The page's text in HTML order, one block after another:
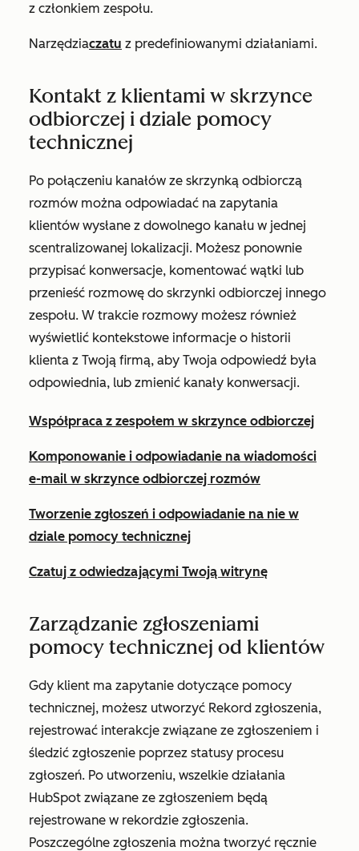
z członkiem zespołu.
Narzędziaczatu z predefiniowanymi działaniami.
Kontakt z klientami w skrzynce
odbiorczej i dziale pomocy
technicznej
Po połączeniu kanałów ze skrzynką odbiorczą
rozmów można odpowiadać na zapytania
klientów wysłane z dowolnego kanału w jednej
scentralizowanej lokalizacji. Możesz ponownie
przypisać konwersacje, komentować wątki lub
przenieść rozmowę do skrzynki odbiorczej innego
zespołu. W trakcie rozmowy możesz również
wyświetlić kontekstowe informacje o historii
klienta z Twoją firmą, aby Twoja odpowiedź była
odpowiednia, lub zmienić kanały konwersacji.
Współpraca z zespołem w skrzynce odbiorczej
Komponowanie i odpowiadanie na wiadomości
e-mail w skrzynce odbiorczej rozmów
Tworzenie zgłoszeń i odpowiadanie na nie w
dziale pomocy technicznej
Czatuj z odwiedzającymi Twoją witrynę
Zarządzanie zgłoszeniami
pomocy technicznej od klientów
Gdy klient ma zapytanie dotyczące pomocy
technicznej, możesz utworzyć Rekord zgłoszenia,
rejestrować interakcje związane ze zgłoszeniem i
śledzić zgłoszenie poprzez statusy procesu
zgłoszeń. Po utworzeniu, wszelkie działania
HubSpot związane ze zgłoszeniem będą
rejestrowane w rekordzie zgłoszenia.
Poszczególne zgłoszenia można tworzyć ręcznie